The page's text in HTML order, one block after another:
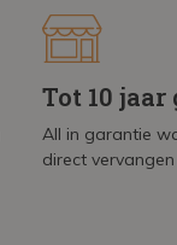
Tot 10
All in garantie
direct